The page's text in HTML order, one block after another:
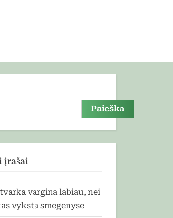
Paieška
įrašai
vargina labiau, nei
vyksta smegenyse